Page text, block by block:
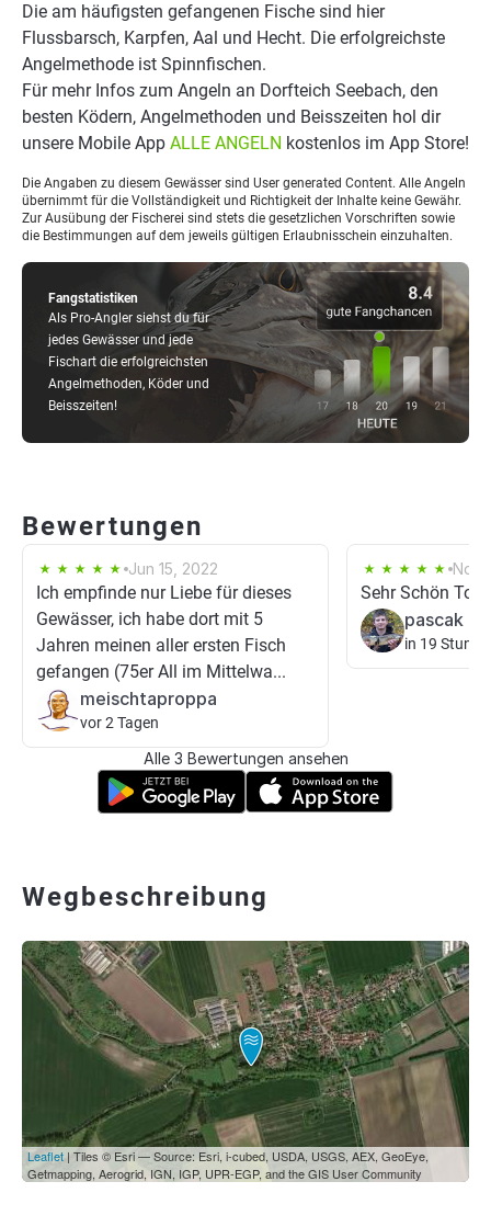
Fangstatistiken
Als Pro-Angler siehst du für
jedes Gewässer und jede
Fischart die erfolgreichsten
Angelmethoden, Köder und
Beisszeiten!
Die am häufigsten gefangenen Fische sind hier
Flussbarsch, Karpfen, Aal und Hecht. Die erfolgreichste
Angelmethode ist Spinnfischen.
Für mehr Infos zum Angeln an Dorfteich Seebach, den
besten Ködern, Angelmethoden und Beisszeiten hol dir
unsere Mobile App ALLE ANGELN kostenlos im App Store!
Die Angaben zu diesem Gewässer sind User generated Content. Alle Angeln
übernimmt für die Vollständigkeit und Richtigkeit der Inhalte keine Gewähr.
Zur Ausübung der Fischerei sind stets die gesetzlichen Vorschriften sowie
die Bestimmungen auf dem jeweils gültigen Erlaubnisschein einzuhalten.
Bewertungen
Jun 15, 2022
Ich empfinde nur Liebe für dieses
Gewässer, ich habe dort mit 5
Jahren meinen aller ersten Fisch
gefangen (75er All im Mittelwa...
meischtaproppa
vor 2 Tagen
Nov
Sehr Schön Tort
pascak
in 19
Alle 3 Bewertungen ansehen
Wegbeschreibung
Leaflet | Tiles © Esri — Source: Esri, i-cubed, USDA, USGS, AEX, GeoEye,
Getmapping, Aerogrid, IGN, IGP, UPR-EGP, and the GIS User Community